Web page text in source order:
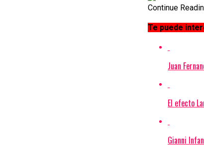
Continue
Te puede
Juan
El efecto
Gianni